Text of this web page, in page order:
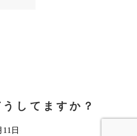
してますか？
11日